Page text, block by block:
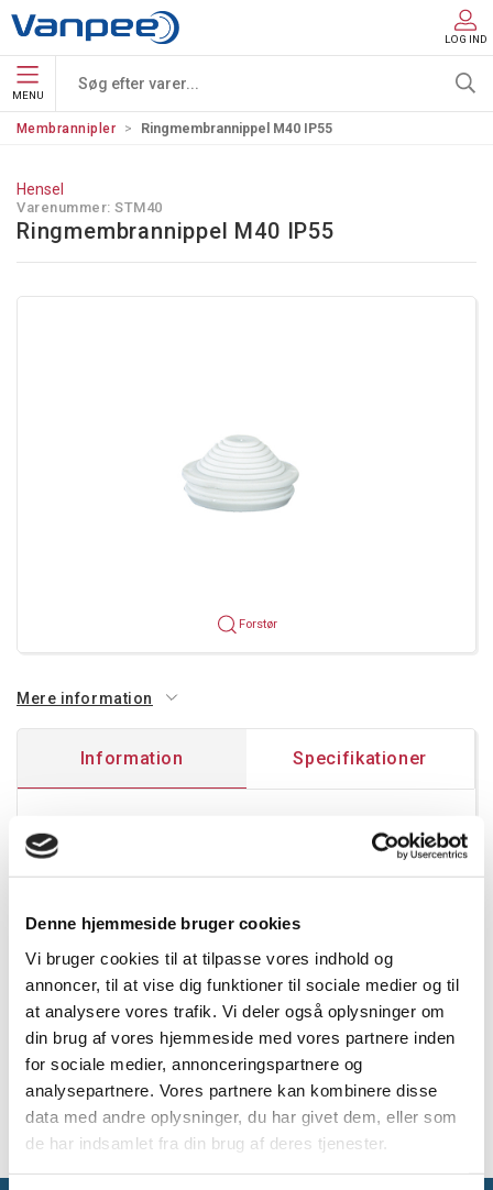
Denne hjemmeside bruger cookies
Vi bruger cookies til at tilpasse vores indhold og
annoncer, til at vise dig funktioner til sociale medier og til
at analysere vores trafik. Vi deler også oplysninger om
din brug af vores hjemmeside med vores partnere inden
for sociale medier, annonceringspartnere og
analysepartnere. Vores partnere kan kombinere disse
data med andre oplysninger, du har givet dem, eller som
de har indsamlet fra din brug af deres tjenester.
LOG IND
MENU
Membrannipler Ringmembrannippel M40 IP55
Hensel
Varenummer:STM40
Ringmembrannippel M40 IP55
Forstør
Mere information
Information Specifikationer
Ringmembrannipler
Hul: Ø 40,5 mm
Til indendørs brug - normalt miljø og (eller) beskyttet
udendørs installation
Omgivelsestemperatur -25°C til + 35°C
Glødetrådstest IEC 60695-2-11: 750 °C
Farve: grå, RAL 7035
Beskyttelsesgrad: IP 55